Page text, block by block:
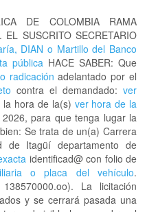
DE COLOMBIA RAMA
SUSCRITO SECRETARIO
DIAN o Martillo del Banco
públicaHACE SABER: Que
radicación adelantado por el
contra el demandado: ver
hora de la(s) ver hora de la
para que tenga lugar la
Se trata de un(a) Carrera
Itagüí departamento de
identificad@ con folio de
o placa del vehículo.
La licitación
y se cerrará pasada una